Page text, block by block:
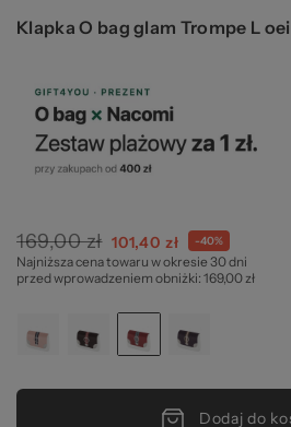
Klapka O bag glam Trompe L
169,00 zł Cena
specjalna
101,40 zł -40%
Najniższa cena towaru w okresie 30 dni
przed wprowadzeniem obniżki: 169,00 zł
Dodaj do